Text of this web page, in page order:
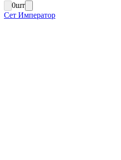
0шт
Сет Император